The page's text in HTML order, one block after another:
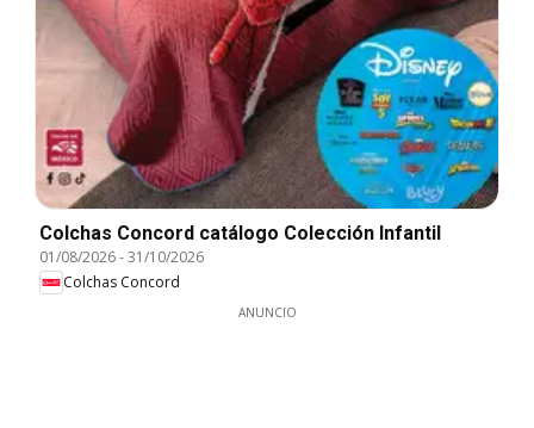
Colchas Concord catálogo Colección Infantil
01/08/2026-31/10/2026
Colchas Concord
ANUNCIO